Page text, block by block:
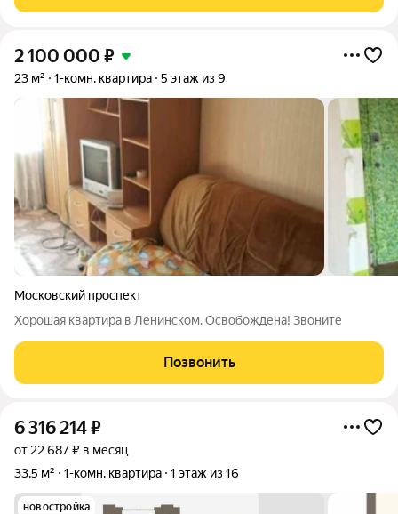
2 100 000 ₽
23 м² 1-комн. квартира 5 этаж из 9
Московский проспект
Хорошая квартира в Ленинском. Освобождена! Звоните
Позвонить
6 316 214₽
от 22 687 ₽ в месяц
33,5 м²
1-комн. квартира 1 этаж из 16
новостройка